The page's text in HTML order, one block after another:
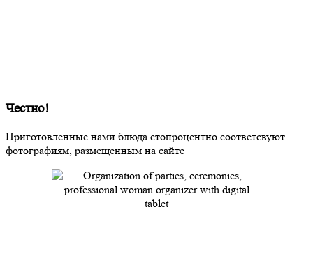
Честно!
Приготовленные нами блюда стопроцентно соответсвуют
фотографиям, размещенным на сайте